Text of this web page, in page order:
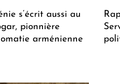
s’écrit aussi au
pionnière
arménienne